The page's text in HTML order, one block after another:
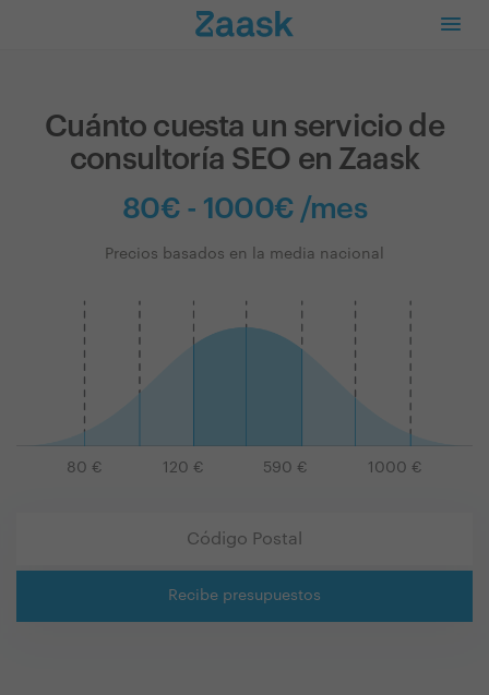
Cuánto cuesta un servicio de
consultoría SEO en Zaask
80€ - 1000€ /mes
Precios basados en la media nacional
80 € 120 € 590 € 1000 €
Recibe presupuestos